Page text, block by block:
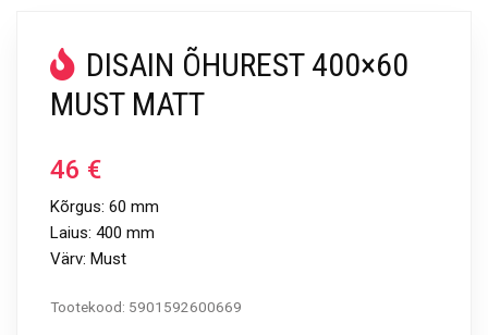
DISAIN ÕHUREST 400×60
MUST MATT
46 €
Kõrgus: 60 mm
Laius: 400 mm
Värv: Must
Tootekood: 5901592600669